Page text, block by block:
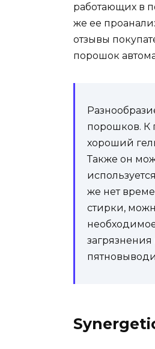
работающих в
же ее
отзывы
порошок
порошков. К
хороший
Также он
же нет
стирки,